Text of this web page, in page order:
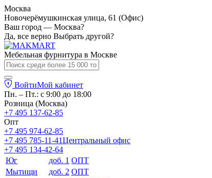
Москва
Новочерёмушкинская улица, 61 (Офис)
Ваш город — Москва?
Да, все верно Выбрать другой?
Мебельная фурнитура в Москве
ВойтиМой кабинет
Пн. – Пт.: с 9:00 до 18:00
Розница (Москва)
+7 495 137-62-85
Опт
+7 495 974-62-85
+7 495 785-11-41Центральный офис
+7 495 134-42-64
Юг
доб. 1 ОПТ
Мытищи
доб. 2 ОПТ